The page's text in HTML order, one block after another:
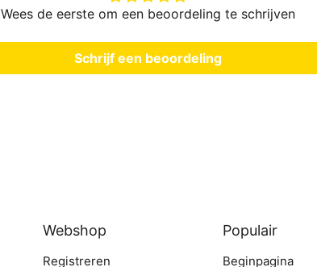
Wees de eerste om een beoordeling te schrijven
Schrijf een beoordeling
Webshop
Registreren
Populair
Beginpagina